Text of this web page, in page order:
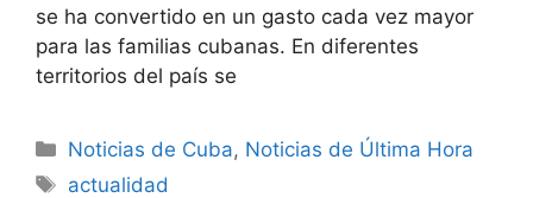
se ha convertido en un gasto cada vez mayor
para las familias cubanas. En diferentes
territorios del país se
Categories
Noticias de Cuba, Noticias de Última Hora
Tags
actualidad